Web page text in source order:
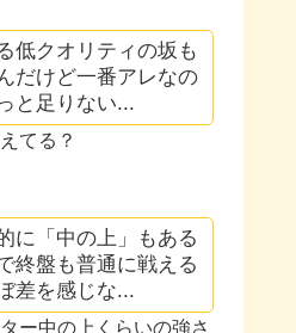
低クオリティの坂も
だけど一番アレなの
と足りない...
てる？
に「中の上」もある
終盤も普通に戦える
差を感じな...
ー中の上くらいの強さ